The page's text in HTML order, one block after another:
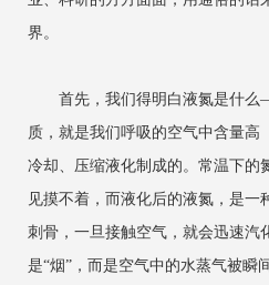
界。
首先，我们得明白液氮是什么
质，就是我们呼吸的空气中含量高
冷却、压缩液化制成的。常温下的
见摸不着，而液化后的液氮，是一
刺骨，一旦接触空气，就会迅速汽
是“烟”，而是空气中的水蒸气被瞬